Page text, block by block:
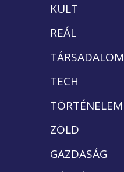
KULT
REÁL
TÁRSADALOM
TECH
TÖRTÉNELEM
ZÖLD
GAZDASÁG